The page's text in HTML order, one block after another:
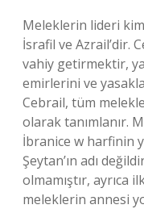
Meleklerin lideri
İsrafil ve Azrail’dir.
vahiy getirmektir,
emirlerini ve
Cebrail, tüm
olarak tanımlanır.
İbranice w harfinin
Şeytan’ın adı
olmamıştır, ayrıca
meleklerin annesi